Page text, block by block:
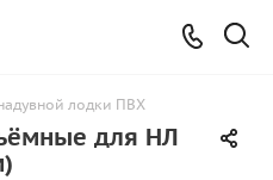
лодки ПВХ
для НЛ